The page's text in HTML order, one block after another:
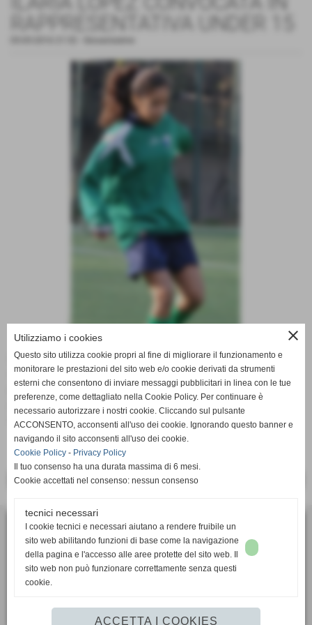
RAPPRESENTATIVA UNDER 15
La nostra giocatrice ILaria Lopez , è stata convocata con la
rappresentativa Regionale Femminile under 15 , che
parteciperà alla fase preliminare del torneo delle regioni in
programma a Sant´Alessio con Vialone (PV) nei giorni 07 e
08 maggio 2016.
<< PRECEDENTE
ASD Calcio Femminile SUPERBA
via Bartolomeo Bianco 6, 16127 - Genova (GE)
P.I. 01405910991
close
Utilizziamo i cookies
Questo sito utilizza cookie propri al fine di migliorare il funzionamento e
monitorare le prestazioni del sito web e/o cookie derivati da strumenti
esterni che consentono di inviare messaggi pubblicitari in linea con le tue
preferenze, come dettagliato nella Cookie Policy. Per continuare è
necessario autorizzare i nostri cookie. Cliccando sul pulsante
ACCONSENTO, acconsenti all'uso dei cookie. Ignorando questo banner e
navigando il sito acconsenti all'uso dei cookie.
Cookie Policy - Privacy Policy
Il tuo consenso ha una durata massima di 6 mesi.
Cookie accettati nel consenso: nessun consenso
tecnici necessari
I cookie tecnici e necessari aiutano a rendere fruibile un
sito web abilitando funzioni di base come la navigazione
della pagina e l'accesso alle aree protette del sito web. Il
sito web non può funzionare correttamente senza questi
cookie.
ACCETTA I COOKIES